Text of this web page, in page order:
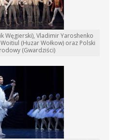
Węgierski), Vladimir Yaroshenko
(Huzar Wołkow) oraz Polski
(Gwardziści)